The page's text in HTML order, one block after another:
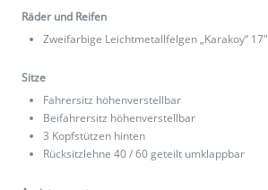
Räder und Reifen
Zweifarbige Leichtmetallfelgen „Karakoy“ 17"
Sitze
Fahrersitz höhenverstellbar
Beifahrersitz höhenverstellbar
3 Kopfstützen hinten
Rücksitzlehne 40 / 60 geteilt umklappbar